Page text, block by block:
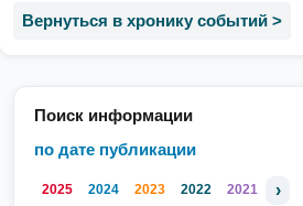
Поиск информации
по дате публикации
2025 2024 2023 2022 2021 ›
Вернуться в хронику событий >